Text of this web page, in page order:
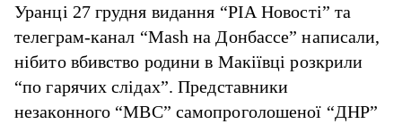
Уранці 27 грудня видання “РІА Новості” та
телеграм-канал “Mash на Донбассе” написали,
нібито вбивство родини в Макіївці розкрили
“по гарячих слідах”. Представники
незаконного “МВС” самопроголошеної “ДНР”